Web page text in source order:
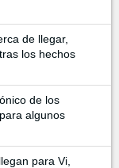
de llegar,
los hechos
de los
algunos
para Vi,